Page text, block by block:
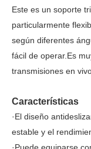
Este es un soporte
particularmente
según diferentes
fácil de operar.Es
transmisiones en
Características
·El diseño
estable y el
·Puede equiparse